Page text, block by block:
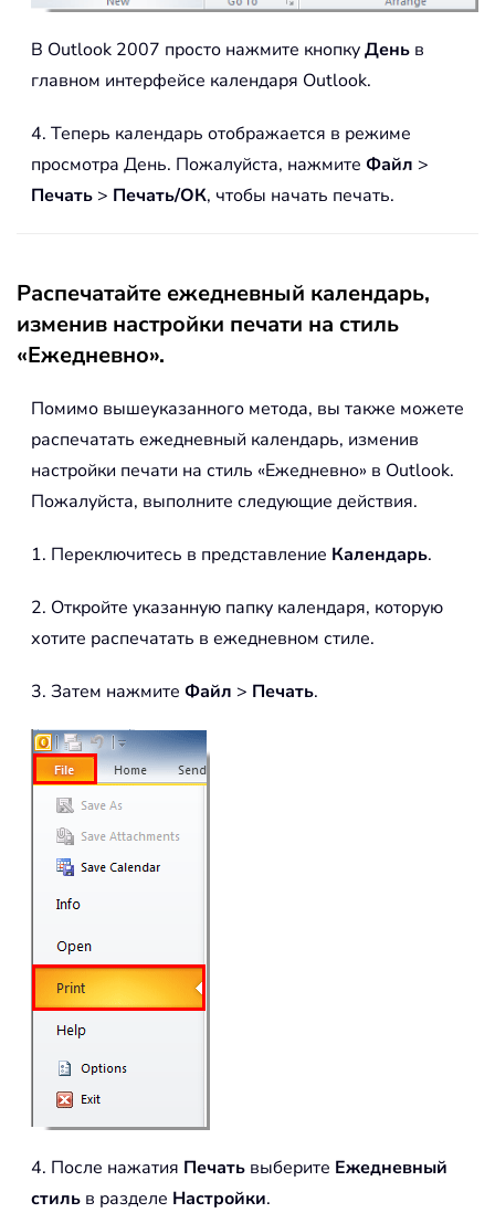
В Outlook 2007 просто нажмите кнопкуДень в
главном интерфейсе календаря Outlook.
4. Теперь календарь отображается в режиме
просмотра День. Пожалуйста, нажмите Файл >
Печать > Печать/ОК, чтобы начать печать.
Распечатайте ежедневный календарь,
изменив настройки печати на стиль
«Ежедневно».
Помимо вышеуказанного метода, вы также можете
распечатать ежедневный календарь, изменив
настройки печати на стиль «Ежедневно» в Outlook.
Пожалуйста, выполните следующие действия.
1. Переключитесь в представление Календарь.
2. Откройте указанную папку календаря, которую
хотите распечатать в ежедневном стиле.
3. Затем нажмите Файл > Печать.
4. После нажатия Печать выберите Ежедневный
стиль в разделе Настройки.